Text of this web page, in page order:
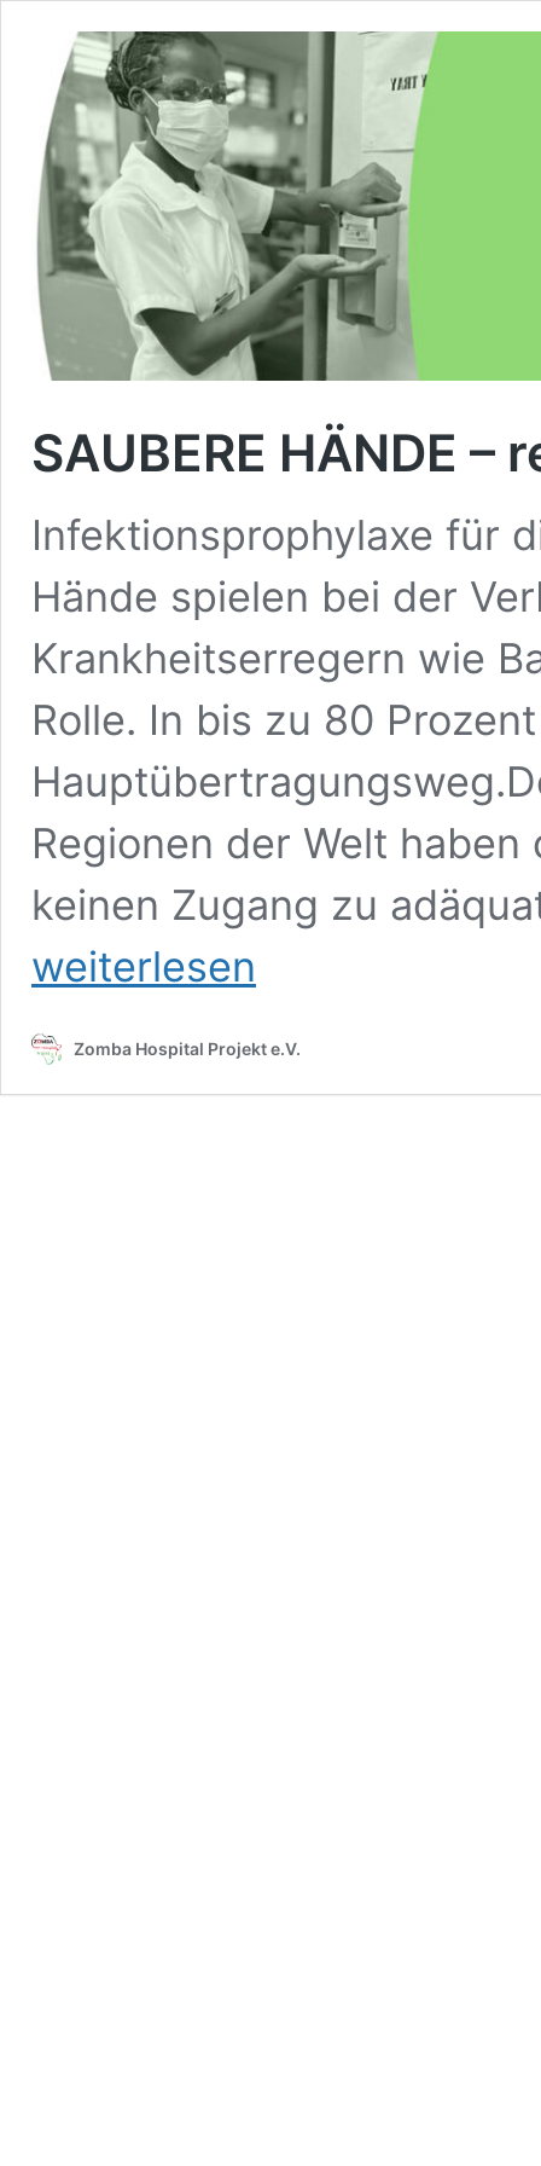
SAUBERE HÄNDE
Infektionsprophylaxe für
Hände spielen bei der
Krankheitserregern wie
Rolle. In bis zu 80
Regionen der Welt
keinen Zugang zu
SAUBERE
HÄNDE
Menschenleben!
weiterlesen
Zomba Hospital Projekt e.V.